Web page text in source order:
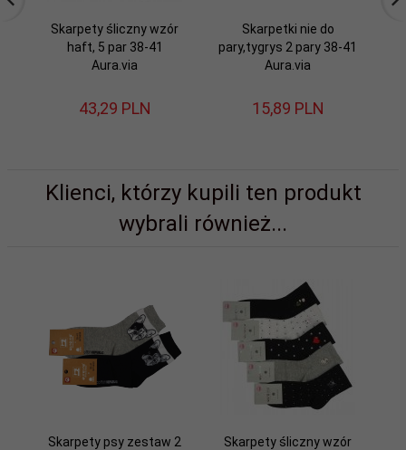
Skarpety śliczny wzór
haft, 5 par 38-41
Aura.via
43,29 PLN
Skarpetki nie do
pary,tygrys 2 pary 38-41
Aura.via
15,89 PLN
Klienci, którzy kupili ten produkt
wybrali również...
Skarpety psy zestaw 2
Skarpety śliczny wzór